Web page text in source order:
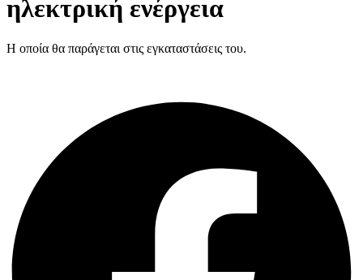
ηλεκτρική ενέργεια
Η οποία θα παράγεται στις εγκαταστάσεις του.